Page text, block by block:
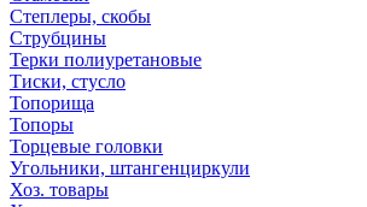
Степлеры, скобы
Струбцины
Терки полиуретановые
Тиски, стусло
Топорища
Топоры
Торцевые головки
Угольники, штангенциркули
Хоз. товары